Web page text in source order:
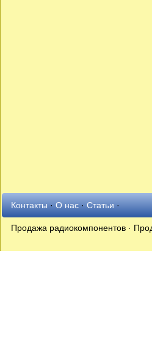
Контакты·О нас·Статьи·
Продажа радиокомпонентов ·